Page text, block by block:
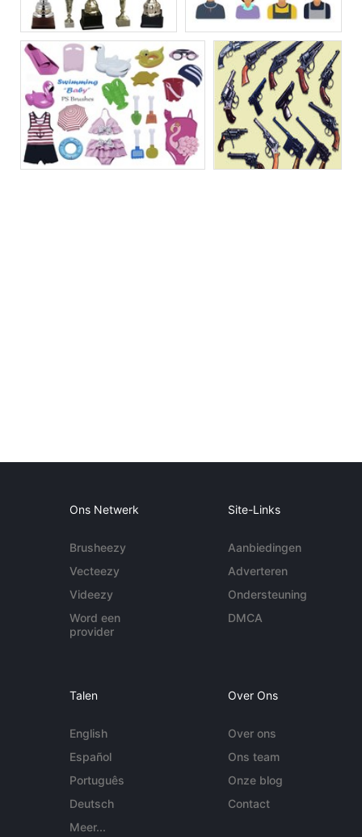
Ons Netwerk
Brusheezy
Vecteezy
Videezy
Word een
provider
Site-Links
Aanbiedingen
Adverteren
Ondersteuning
DMCA
Talen
English
Español
Português
Deutsch
Meer...
Over Ons
Over ons
Ons team
Onze blog
Contact